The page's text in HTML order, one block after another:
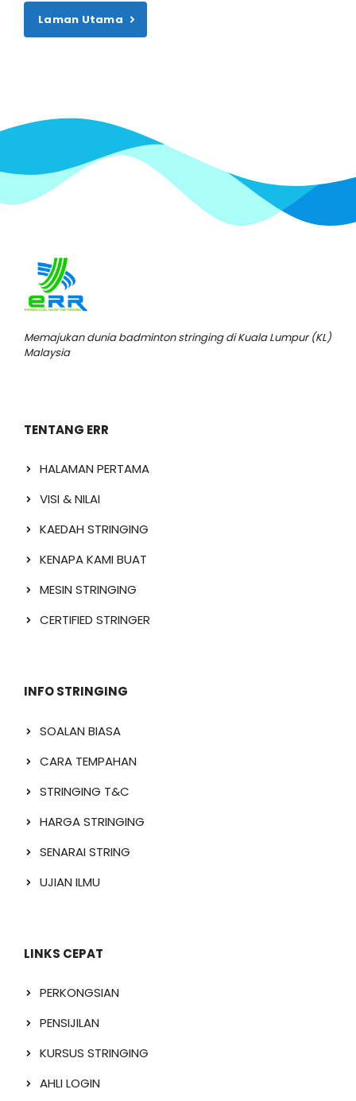
Laman Utama
Memajukan dunia badminton stringing di Kuala Lumpur (KL)
Malaysia
TENTANG ERR
HALAMAN PERTAMA
VISI & NILAI
KAEDAH STRINGING
KENAPA KAMI BUAT
MESIN STRINGING
CERTIFIED STRINGER
INFO STRINGING
SOALAN BIASA
CARA TEMPAHAN
STRINGING T&C
HARGA STRINGING
SENARAI STRING
UJIAN ILMU
LINKS CEPAT
PERKONGSIAN
PENSIJILAN
KURSUS STRINGING
AHLI LOGIN